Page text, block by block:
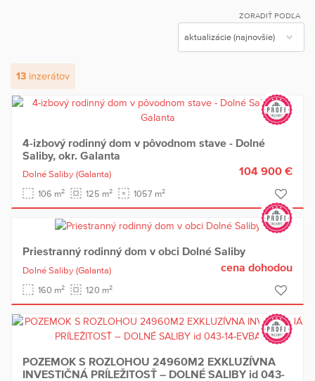
ZORADIŤ PODĽA
13 inzerátov
4-izbový rodinný dom v pôvodnom stave - Dolné
Saliby, okr. Galanta
Dolné Saliby (Galanta)
106 m2 125 m2 1057 m2
104 900 €
Priestranný rodinný dom v obci Dolné Saliby
Dolné Saliby (Galanta)
160 m2 120 m2
cena dohodou
POZEMOK S ROZLOHOU 24960M2 EXKLUZÍVNA
INVESTIČNÁ PRÍLEŽITOSŤ – DOLNÉ SALIBY id 043-